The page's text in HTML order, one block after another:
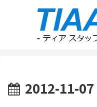
2012-11-07